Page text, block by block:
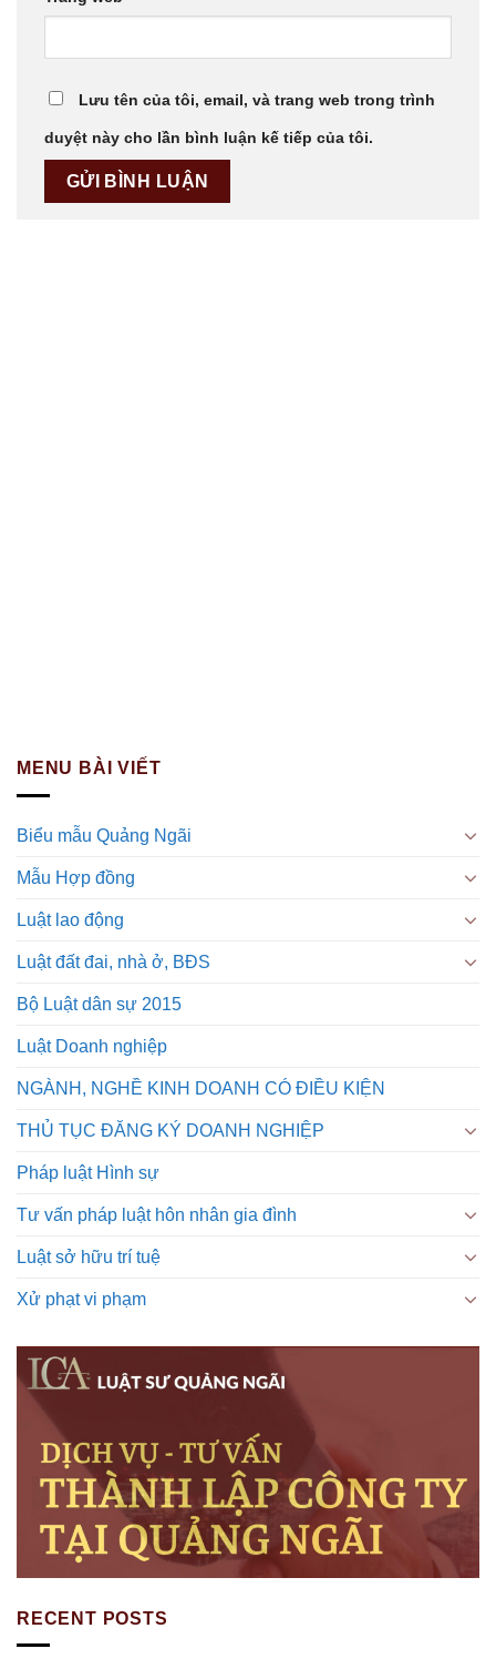
Lưu tên của tôi, email, và trang web trong trình
duyệt này cho lần bình luận kế tiếp của tôi.
MENU BÀI VIẾT
Biểu mẫu Quảng Ngãi
Mẫu Hợp đồng
Luật lao động
Luật đất đai, nhà ở, BĐS
Bộ Luật dân sự 2015
Luật Doanh nghiệp
NGÀNH, NGHỀ KINH DOANH CÓ ĐIỀU KIỆN
THỦ TỤC ĐĂNG KÝ DOANH NGHIỆP
Pháp luật Hình sự
Tư vấn pháp luật hôn nhân gia đình
Luật sở hữu trí tuệ
Xử phạt vi phạm
RECENT POSTS